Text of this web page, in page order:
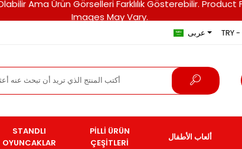
Olabilir Ama Ürün Görselleri Farklılık Gösterebilir.
Images May Vary.
عربى TRY
STANDLI
OYUNCAKLAR
PİLLİ ÜRÜN
ÇEŞİTLERİ
ألعاب الأطفال